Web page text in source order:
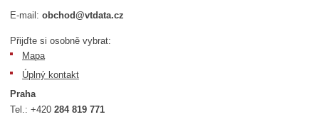
E-mail:obchod@vtdata.cz
Přijďte si osobně vybrat:
Mapa
Úplný kontakt
Praha
Tel.:+420284 819 771